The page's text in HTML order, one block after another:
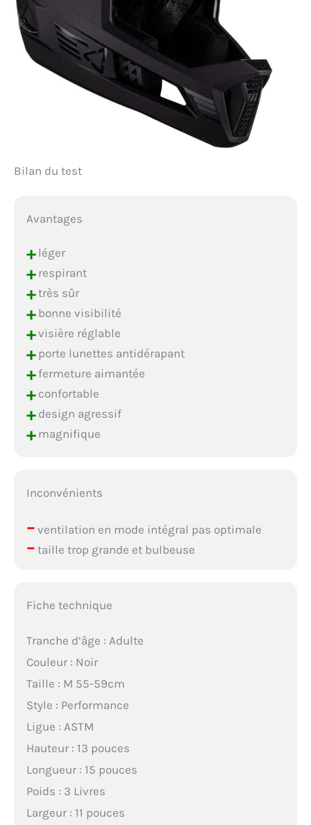
Bilan du test
Avantages
+léger
+respirant
+très sûr
+bonne visibilité
+visière réglable
+porte lunettes antidérapant
+fermeture aimantée
+confortable
+design agressif
+magnifique
Inconvénients
–ventilation en mode intégral pas optimale
–taille trop grande et bulbeuse
Fiche technique
Tranche d’âge : Adulte
Couleur : Noir
Taille : M 55-59cm
Style : Performance
Ligue : ASTM
Hauteur : 13 pouces
Longueur : 15 pouces
Poids : 3 Livres
Largeur : 11 pouces